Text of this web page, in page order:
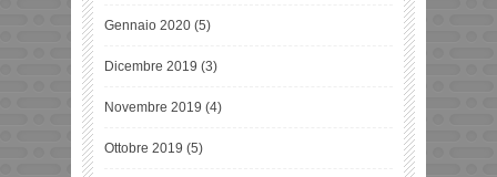
Gennaio 2020 (5)
Dicembre 2019 (3)
Novembre 2019 (4)
Ottobre 2019 (5)